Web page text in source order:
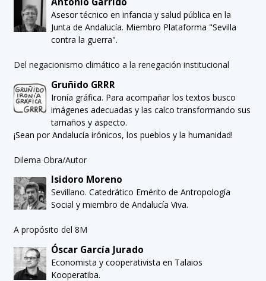
Asesor técnico en infancia y salud pública en la
Junta de Andalucía. Miembro Plataforma "Sevilla
contra la guerra".
Del negacionismo climático a la renegación institucional
Gruñido GRRR
Ironía gráfica. Para acompañar los textos busco
imágenes adecuadas y las calco transformando sus
tamaños y aspecto.
¡Sean por Andalucía irónicos, los pueblos y la humanidad!
Dilema Obra/Autor
Isidoro Moreno
Sevillano. Catedrático Emérito de Antropología
Social y miembro de Andalucía Viva.
A propósito del 8M
Óscar García Jurado
Economista y cooperativista en Talaios
Kooperatiba.